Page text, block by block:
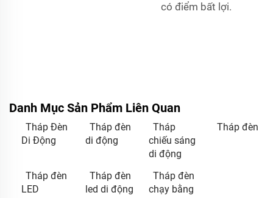
có điểm bất lợi.
Danh Mục Sản Phẩm Liên Quan
Tháp Đèn
Di Động
Tháp đèn
di động
Tháp
chiếu sáng
di động
Tháp đèn
Tháp đèn
LED
Tháp đèn
led di động
Tháp đèn
chạy bằng